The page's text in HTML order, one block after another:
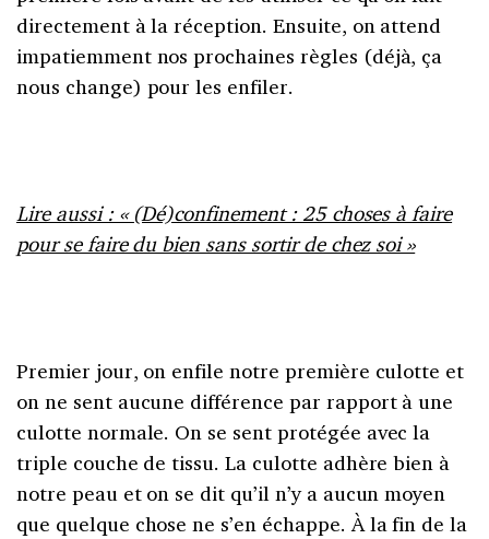
directement à la réception. Ensuite, on attend
impatiemment nos prochaines règles (déjà, ça
nous change) pour les enfiler.
Lire aussi : « (Dé)confinement : 25 choses à faire
pour se faire du bien sans sortir de chez soi »
Premier jour, on enfile notre première culotte et
on ne sent aucune différence par rapport à une
culotte normale. On se sent protégée avec la
triple couche de tissu. La culotte adhère bien à
notre peau et on se dit qu’il n’y a aucun moyen
que quelque chose ne s’en échappe. À la fin de la